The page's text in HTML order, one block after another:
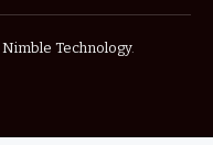
Nimble Technology.